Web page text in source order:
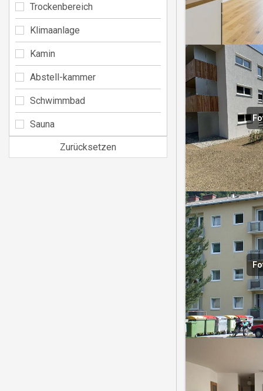
Trockenbereich
Klimaanlage
Kamin
Abstell-kammer
Schwimmbad
Sauna
Zurücksetzen